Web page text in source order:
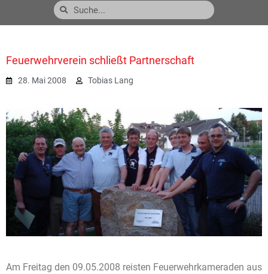
Feuerwehrverein schließt Partnerschaft
28. Mai 2008 Tobias Lang
Am Freitag den 09.05.2008 reisten Feuerwehrkameraden aus